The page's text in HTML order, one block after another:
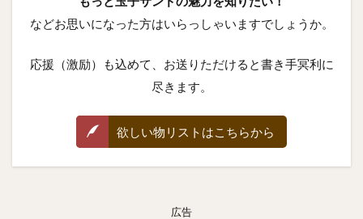
などお思いになった方はいらっしゃいますでしょうか。
応援（激励）も込めて、お送りただけると書き手冥利に
尽きます。
欲しい物リストはこちらから
広告